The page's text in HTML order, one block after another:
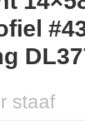
staaf